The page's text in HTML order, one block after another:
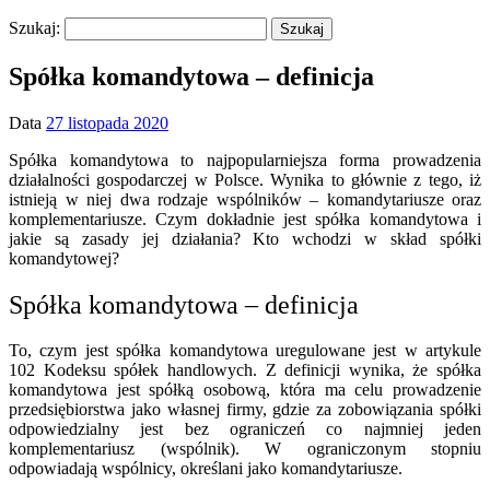
Szukaj:
Spółka komandytowa – definicja
Data 27 listopada 2020
Spółka komandytowa to najpopularniejsza forma prowadzenia
działalności gospodarczej w Polsce. Wynika to głównie z tego, iż
istnieją w niej dwa rodzaje wspólników – komandytariusze oraz
komplementariusze. Czym dokładnie jest spółka komandytowa i
jakie są zasady jej działania? Kto wchodzi w skład spółki
komandytowej?
Spółka komandytowa – definicja
To, czym jest spółka komandytowa uregulowane jest w artykule
102 Kodeksu spółek handlowych. Z definicji wynika, że spółka
komandytowa jest spółką osobową, która ma celu prowadzenie
przedsiębiorstwa jako własnej firmy, gdzie za zobowiązania spółki
odpowiedzialny jest bez ograniczeń co najmniej jeden
komplementariusz (wspólnik). W ograniczonym stopniu
odpowiadają wspólnicy, określani jako komandytariusze.